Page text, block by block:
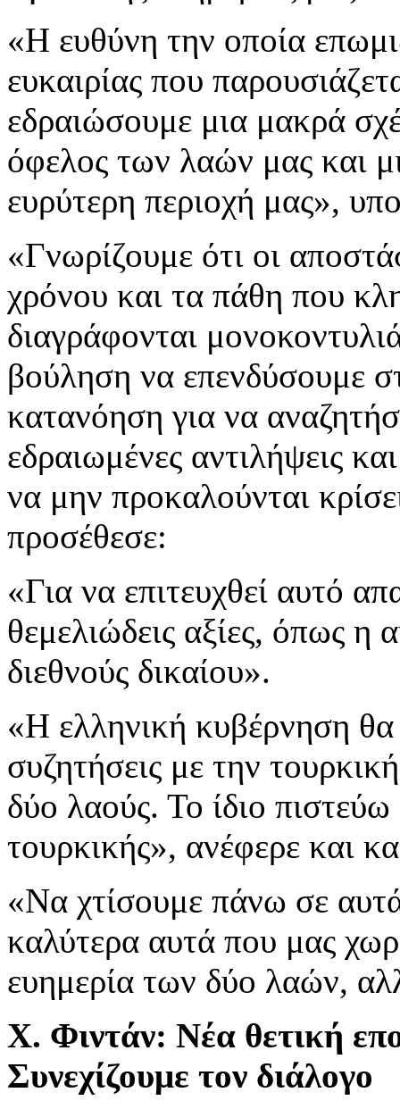
«Η ευθύνη την οποία
ευκαιρίας που
εδραιώσουμε μια μακρά
όφελος των λαών μας και
ευρύτερη περιοχή μας»,
«Γνωρίζουμε ότι οι
χρόνου και τα πάθη που
διαγράφονται
βούληση να επενδύσουμε
κατανόηση για να
εδραιωμένες αντιλήψεις
να μην προκαλούνται
προσέθεσε:
«Για να επιτευχθεί αυτό
θεμελιώδεις αξίες, όπως
διεθνούς δικαίου».
«Η ελληνική κυβέρνηση θα
συζητήσεις με την
δύο λαούς. Το ίδιο
τουρκικής», ανέφερε και
«Να χτίσουμε πάνω σε
καλύτερα αυτά που μας
ευημερία των δύο λαών,
Χ. Φιντάν: Νέα θετική
Συνεχίζουμε τον διάλογο